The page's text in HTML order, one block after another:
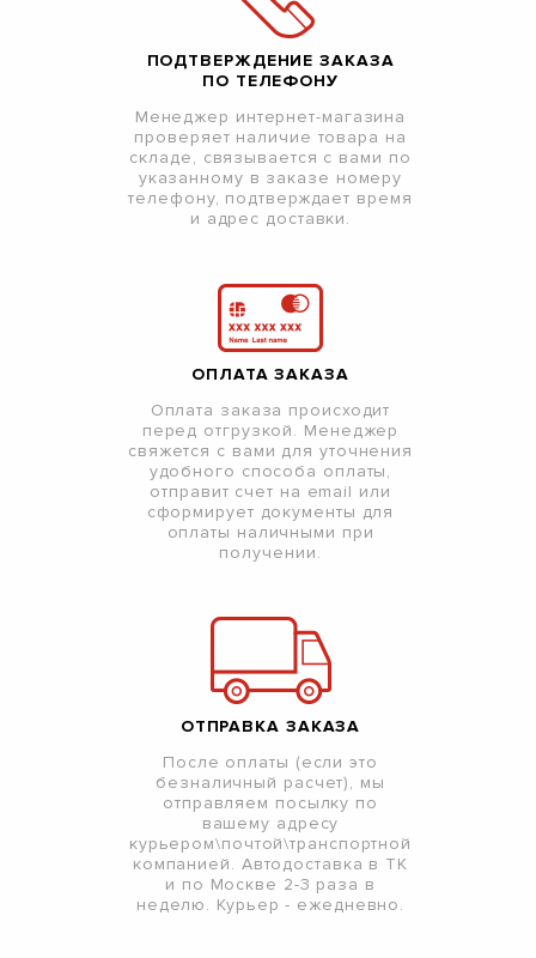
ПОДТВЕРЖДЕНИЕ ЗАКАЗА
ПО ТЕЛЕФОНУ
Менеджер интернет-магазина
проверяет наличие товара на
складе, связывается с вами по
указанному в заказе номеру
телефону, подтверждает время
и адрес доставки.
ОПЛАТА ЗАКАЗА
Оплата заказа происходит
перед отгрузкой. Менеджер
свяжется с вами для уточнения
удобного способа оплаты,
отправит счет на email или
сформирует документы для
оплаты наличными при
получении.
ОТПРАВКА ЗАКАЗА
После оплаты (если это
безналичный расчет), мы
отправляем посылку по
вашему адресу
курьером\почтой\транспортной
компанией. Автодоставка в ТК
и по Москве 2-3 раза в
неделю. Курьер - ежедневно.